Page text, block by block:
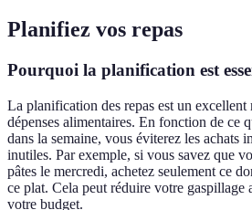
Planifiez vos repas
Pourquoi la planification est
La planification des repas est un
dépenses alimentaires. En fonction de ce
dans la semaine, vous éviterez les achats
inutiles. Par exemple, si vous savez que
pâtes le mercredi, achetez seulement ce
ce plat. Cela peut réduire votre gaspillage
votre budget.